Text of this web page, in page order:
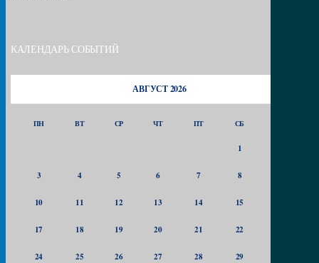
КАЛЕНДАРЬ СОБЫТИЙ
АВГУСТ 2026
ПН ВТ СР ЧТ ПТ СБ
1
3 4 5 6 7 8
10 11 12 13 14 15
17 18 19 20 21 22
24 25 26 27 28 29